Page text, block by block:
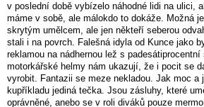
v poslední době vybízelo náhodné lidi na ulici,
máme v sobě, ale málokdo to dokáže. Možná
skrytým umělcem, ale jen někteří seberou
stali i na povrch. Falešná idyla od Kunce jako
reklamou na nádhernou lež s
motorkářské helmy nám ukazují, že i pocit se
vyrobit. Fantazii se meze nekladou. Jak moc a
kupříkladu jediná tečka. Jsou zásluhy, které
oprávněné, anebo se v roli diváků pouze